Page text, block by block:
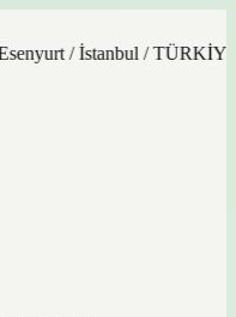
/ İstanbul / TÜRKİYE